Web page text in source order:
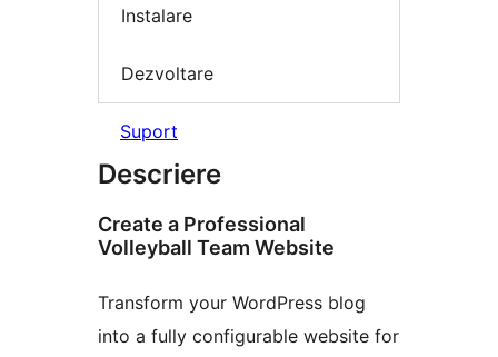
Instalare
Dezvoltare
Suport
Descriere
Create a Professional
Volleyball Team Website
Transform your WordPress blog
into a fully configurable website for